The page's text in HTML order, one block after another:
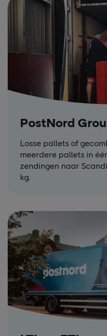
PostNord
Losse pallets of
meerdere pallets in
zendingen naar
kg.